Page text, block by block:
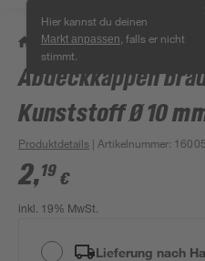
Hier kannst du deinen
Markt anpassen , falls er nicht
stimmt.
/ Wohnen & Haushalt /
Abdeckkappen
Kunststoff Ø 10
Produktdetails | Artikelnummer:
2,19 €
inkl. 19% MwSt.
Lieferung nach